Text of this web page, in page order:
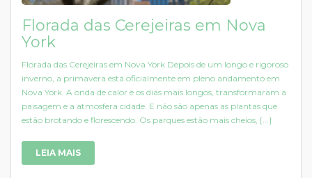
Florada das Cerejeiras em Nova
York
Florada das Cerejeiras em Nova York Depois de um longo e rigoroso
inverno, a primavera está oficialmente em pleno andamento em
Nova York. A onda de calor e os dias mais longos, transformaram a
paisagem e a atmosfera cidade. E não são apenas as plantas que
estão brotando e florescendo. Os parques estão mais cheios, [...]
LEIA MAIS